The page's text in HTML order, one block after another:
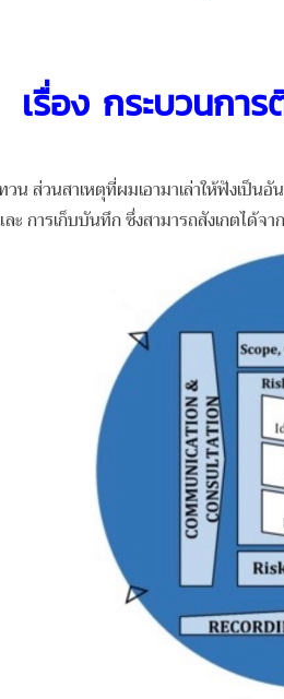
เรื่อง กระบวนกา
วนสาเหตุที่ผมเอามาเล่าให้ฟังเป็น
ะ การเก็บบันทึก ซึ่งสามารถสังเกตได้จ